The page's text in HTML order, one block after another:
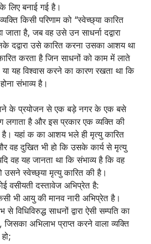
लिए बनाई गई है।
किसी परिणाम को “स्वेच्छ्या कारित
है, जब वह उसे उन साधर्ना दद्वारा
दद्वारा उसे कारित करना उसका आशय था
कारित करता है जिन साधनों को काम में लाते
यह विश्वास करने का कारण रखता था कि
संभाव्य है।
के प्रयोजन से एक बड़े नगर के एक बसे
लगाता है और इस प्रकार एक व्यक्ति की
है। यहां क का आशय भले ही मृत्यु कारित
वह दुखित भी हो कि उसके कार्य से मृत्यु
वह यह जानता था कि संभाव्य है कि वह
उसने स्वेच्छ्या मृत्यु कारित की है।
वसीयती दस्तावेज अभिप्रेत है:
भी आयु की मानव नारी अभिप्रेत है।
विधिविरुद्ध साधनों द्वारा ऐसी सम्पति का
अभिलाभ प्राप्त करने वाला व्यक्ति